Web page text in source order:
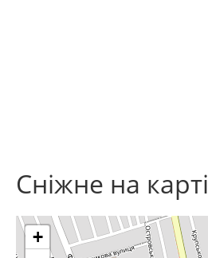
Сніжне на карті
+